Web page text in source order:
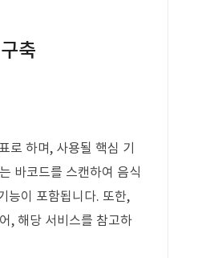
축
하며, 사용될 핵심 기
바코드를 스캔하여 음식
능이 포함됩니다. 또한,
, 해당 서비스를 참고하